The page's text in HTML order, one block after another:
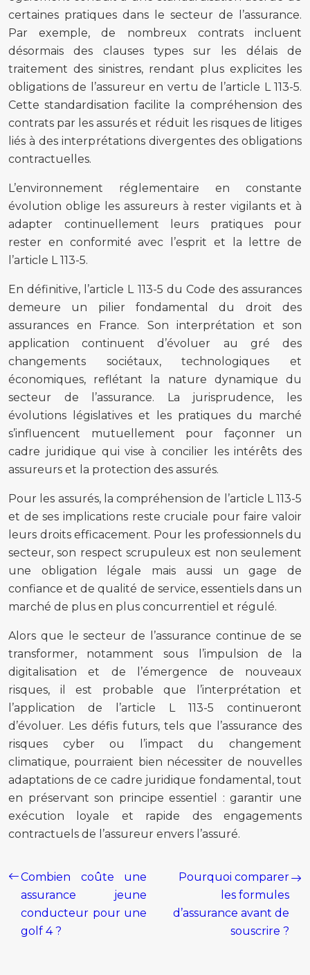
certaines pratiques dans le secteur de l’assurance.
Par exemple, de nombreux contrats incluent
désormais des clauses types sur les délais de
traitement des sinistres, rendant plus explicites les
obligations de l’assureur en vertu de l’article L 113-5.
Cette standardisation facilite la compréhension des
contrats par les assurés et réduit les risques de litiges
liés à des interprétations divergentes des obligations
contractuelles.
L’environnement réglementaire en constante
évolution oblige les assureurs à rester vigilants et à
adapter continuellement leurs pratiques pour
rester en conformité avec l’esprit et la lettre de
l’article L 113-5.
En définitive, l’article L 113-5 du Code des assurances
demeure un pilier fondamental du droit des
assurances en France. Son interprétation et son
application continuent d’évoluer au gré des
changements sociétaux, technologiques et
économiques, reflétant la nature dynamique du
secteur de l’assurance. La jurisprudence, les
évolutions législatives et les pratiques du marché
s’influencent mutuellement pour façonner un
cadre juridique qui vise à concilier les intérêts des
assureurs et la protection des assurés.
Pour les assurés, la compréhension de l’article L 113-5
et de ses implications reste cruciale pour faire valoir
leurs droits efficacement. Pour les professionnels du
secteur, son respect scrupuleux est non seulement
une obligation légale mais aussi un gage de
confiance et de qualité de service, essentiels dans un
marché de plus en plus concurrentiel et régulé.
Alors que le secteur de l’assurance continue de se
transformer, notamment sous l’impulsion de la
digitalisation et de l’émergence de nouveaux
risques, il est probable que l’interprétation et
l’application de l’article L 113-5 continueront
d’évoluer. Les défis futurs, tels que l’assurance des
risques cyber ou l’impact du changement
climatique, pourraient bien nécessiter de nouvelles
adaptations de ce cadre juridique fondamental, tout
en préservant son principe essentiel : garantir une
exécution loyale et rapide des engagements
contractuels de l’assureur envers l’assuré.
Combien coûte une
assurance jeune
conducteur pour une
golf 4 ?
Pourquoi comparer
les formules
d’assurance avant de
souscrire ?